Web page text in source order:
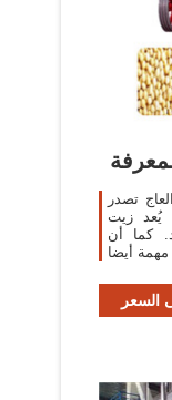
تصدر
يُعد زيت
كما أن